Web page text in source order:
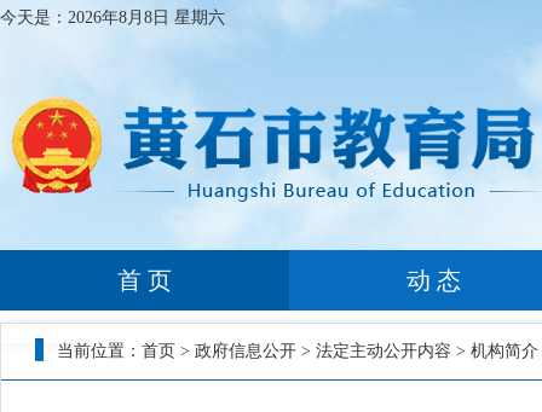
今天是： 2026年8月8日 星期六
首 页 动 态
当前位置： 首页 > 政府信息公开 > 法定主动公开内容 > 机构简介